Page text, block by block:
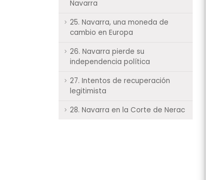
Navarra
25. Navarra, una moneda de
cambio en Europa
26. Navarra pierde su
independencia política
27. Intentos de recuperación
legitimista
28. Navarra en la Corte de Nerac